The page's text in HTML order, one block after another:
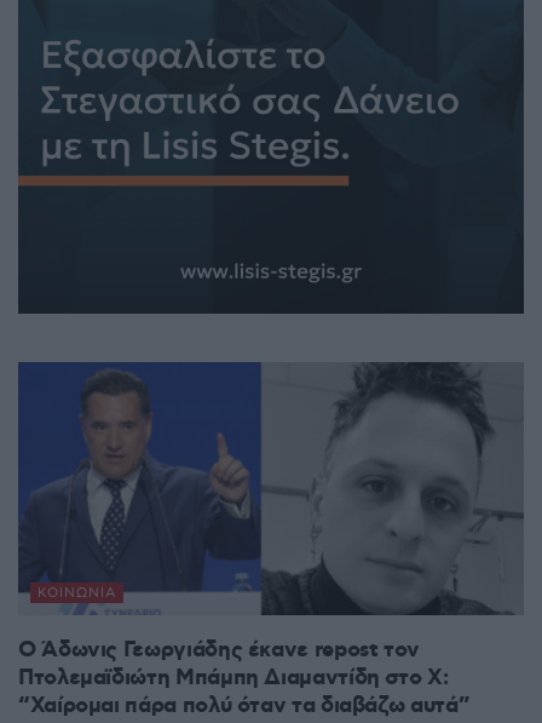
ΚΟΙΝΩΝΊΑ
Ο Άδωνις Γεωργιάδης έκανε repost τον
Πτολεμαϊδιώτη Μπάμπη Διαμαντίδη στο X:
“Χαίρομαι πάρα πολύ όταν τα διαβάζω αυτά”